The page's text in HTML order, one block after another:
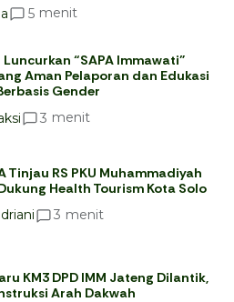
5 menit
“SAPA Immawati”
Aman Pelaporan dan Edukasi
Gender
3 menit
Tinjau RS PKU Muhammadiyah
Health Tourism Kota Solo
3 menit
KM3 DPD IMM Jateng Dilantik,
Arah Dakwah